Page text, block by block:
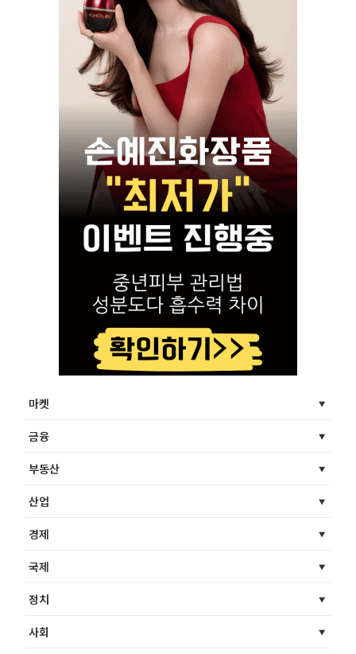
마켓
금융
부동산
산업
경제
국제
정치
사회